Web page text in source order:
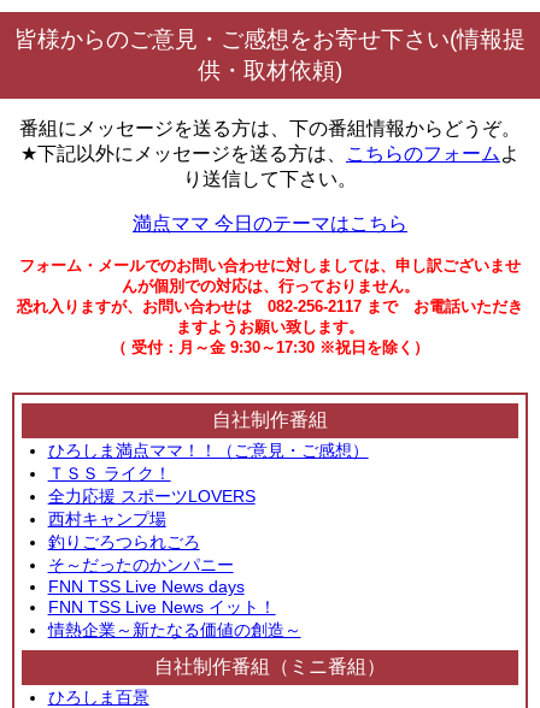
皆様からのご意見・ご感想をお寄せ下さい(情報提
供・取材依頼)
番組にメッセージを送る方は、下の番組情報からどうぞ。
★下記以外にメッセージを送る方は、
こちらのフォーム よ
り送信して下さい。
満点ママ 今日のテーマはこちら
フォーム・メールでのお問い合わせに対しましては、申し訳ございませ
んが個別での対応は、行っておりません。
恐れ入りますが、お問い合わせは 082-256-2117 まで お電話いただき
ますようお願い致します。
（ 受付：月～金 9:30～17:30 ※祝日を除く）
自社制作番組
ひろしま満点ママ！！（ご意見・ご感想）
ＴＳＳ ライク！
全力応援 スポーツLOVERS
西村キャンプ場
釣りごろつられごろ
そ～だったのかンパニー
FNN TSS Live News days
FNN TSS Live News イット！
情熱企業～新たなる価値の創造～
自社制作番組（ミニ番組）
ひろしま百景